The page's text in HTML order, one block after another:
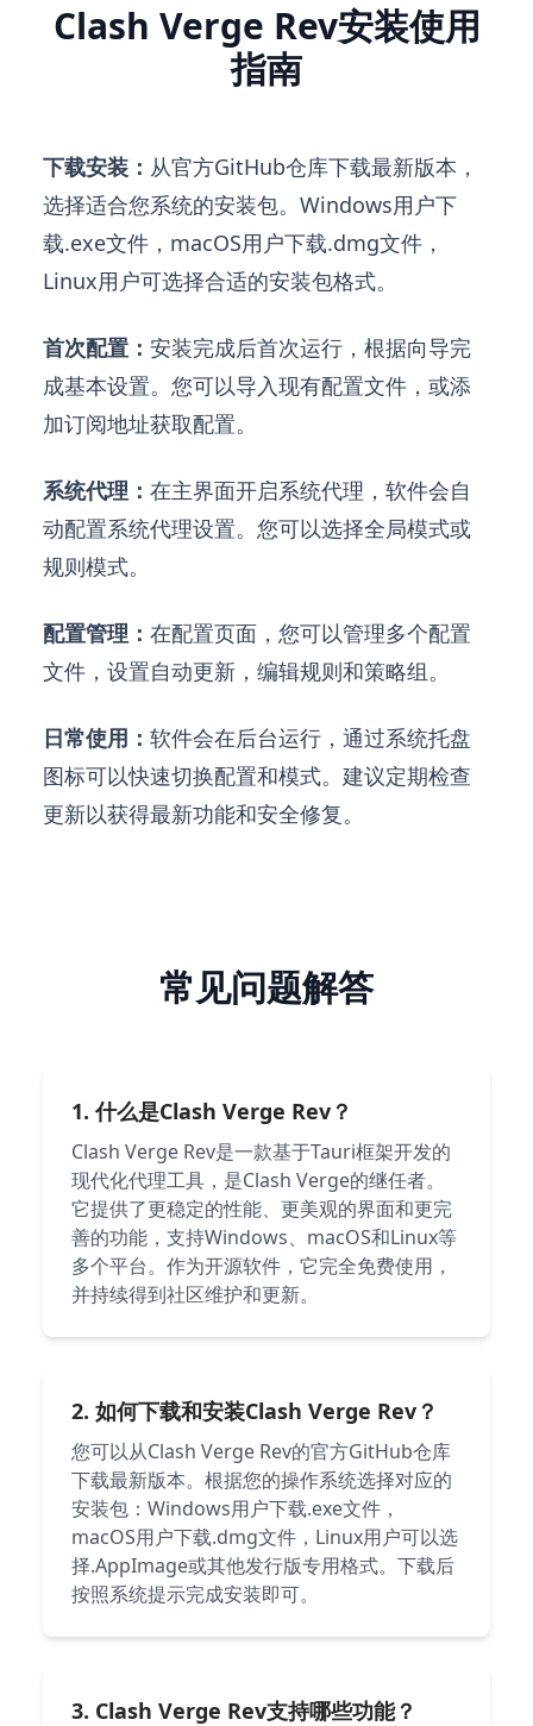
Clash Verge Rev安装使用
指南
下载安装： 从官方GitHub仓库下载最新版本，
选择适合您系统的安装包。Windows用户下
载.exe文件，macOS用户下载.dmg文件，
Linux用户可选择合适的安装包格式。
首次配置： 安装完成后首次运行，根据向导完
成基本设置。您可以导入现有配置文件，或添
加订阅地址获取配置。
系统代理： 在主界面开启系统代理，软件会自
动配置系统代理设置。您可以选择全局模式或
规则模式。
配置管理： 在配置页面，您可以管理多个配置
文件，设置自动更新，编辑规则和策略组。
日常使用： 软件会在后台运行，通过系统托盘
图标可以快速切换配置和模式。建议定期检查
更新以获得最新功能和安全修复。
常见问题解答
1. 什么是Clash Verge Rev？
Clash Verge Rev是一款基于Tauri框架开发的
现代化代理工具，是Clash Verge的继任者。
它提供了更稳定的性能、更美观的界面和更完
善的功能，支持Windows、macOS和Linux等
多个平台。作为开源软件，它完全免费使用，
并持续得到社区维护和更新。
2. 如何下载和安装Clash Verge Rev？
您可以从Clash Verge Rev的官方GitHub仓库
下载最新版本。根据您的操作系统选择对应的
安装包：Windows用户下载.exe文件，
macOS用户下载.dmg文件，Linux用户可以选
择.AppImage或其他发行版专用格式。下载后
按照系统提示完成安装即可。
3. Clash Verge Rev支持哪些功能？